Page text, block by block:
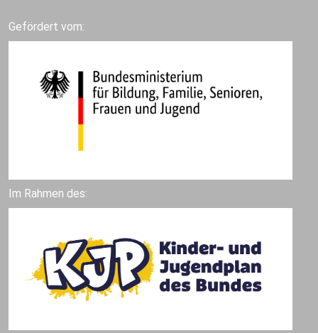
Gefördert vom:
Im Rahmen des: